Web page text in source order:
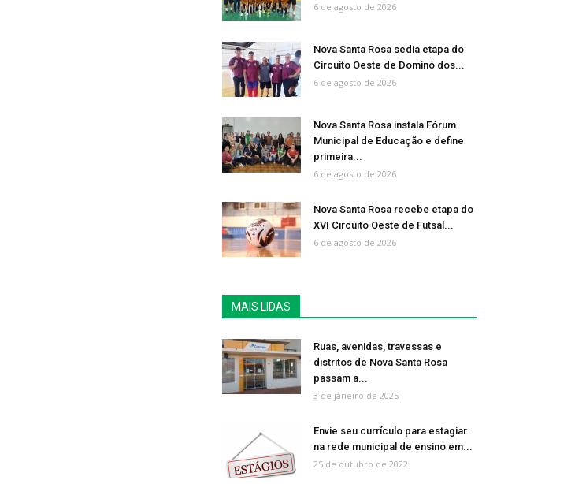
6 de agosto de 2026
Nova Santa Rosa sedia etapa do
Circuito Oeste de Dominó dos...
6 de agosto de 2026
Nova Santa Rosa instala Fórum
Municipal de Educação e define
primeira...
6 de agosto de 2026
Nova Santa Rosa recebe etapa do
XVI Circuito Oeste de Futsal...
6 de agosto de 2026
MAIS LIDAS
Ruas, avenidas, travessas e
distritos de Nova Santa Rosa
passam a...
3 de janeiro de 2025
Envie seu currículo para estagiar
na rede municipal de ensino em...
25 de outubro de 2022